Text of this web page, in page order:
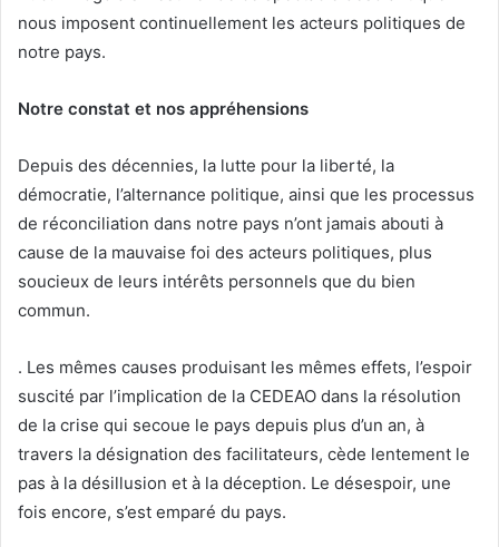
nous imposent continuellement les acteurs politiques de
notre pays.
Notre constat et nos appréhensions
Depuis des décennies, la lutte pour la liberté, la
démocratie, l’alternance politique, ainsi que les processus
de réconciliation dans notre pays n’ont jamais abouti à
cause de la mauvaise foi des acteurs politiques, plus
soucieux de leurs intérêts personnels que du bien
commun.
. Les mêmes causes produisant les mêmes effets, l’espoir
suscité par l’implication de la CEDEAO dans la résolution
de la crise qui secoue le pays depuis plus d’un an, à
travers la désignation des facilitateurs, cède lentement le
pas à la désillusion et à la déception. Le désespoir, une
fois encore, s’est emparé du pays.